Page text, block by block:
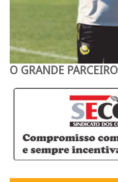
O GRANDE PARCEIRO